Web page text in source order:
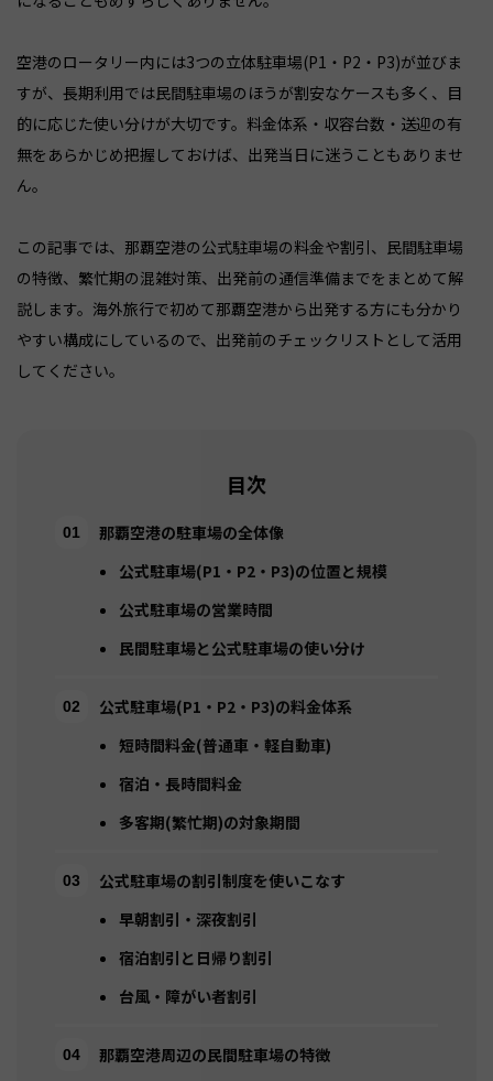
空港のロータリー内には3つの立体駐車場(P1・P2・P3)が並びま
すが、長期利用では民間駐車場のほうが割安なケースも多く、目
的に応じた使い分けが大切です。料金体系・収容台数・送迎の有
無をあらかじめ把握しておけば、出発当日に迷うこともありませ
ん。
この記事では、那覇空港の公式駐車場の料金や割引、民間駐車場
の特徴、繁忙期の混雑対策、出発前の通信準備までをまとめて解
説します。海外旅行で初めて那覇空港から出発する方にも分かり
やすい構成にしているので、出発前のチェックリストとして活用
してください。
目次
那覇空港の駐車場の全体像
公式駐車場(P1・P2・P3)の位置と規模
公式駐車場の営業時間
民間駐車場と公式駐車場の使い分け
公式駐車場(P1・P2・P3)の料金体系
短時間料金(普通車・軽自動車)
宿泊・長時間料金
多客期(繁忙期)の対象期間
公式駐車場の割引制度を使いこなす
早朝割引・深夜割引
宿泊割引と日帰り割引
台風・障がい者割引
那覇空港周辺の民間駐車場の特徴